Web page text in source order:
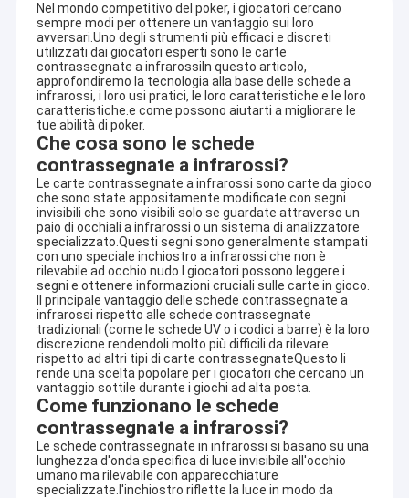
Nel mondo competitivo del poker, i giocatori cercano
sempre modi per ottenere un vantaggio sui loro
avversari.Uno degli strumenti più efficaci e discreti
utilizzati dai giocatori esperti sono le carte
contrassegnate a infrarossiIn questo articolo,
approfondiremo la tecnologia alla base delle schede a
infrarossi, i loro usi pratici, le loro caratteristiche e le loro
caratteristiche.e come possono aiutarti a migliorare le
tue abilità di poker.
Che cosa sono le schede
contrassegnate a infrarossi?
Le carte contrassegnate a infrarossi sono carte da gioco
che sono state appositamente modificate con segni
invisibili che sono visibili solo se guardate attraverso un
paio di occhiali a infrarossi o un sistema di analizzatore
specializzato.Questi segni sono generalmente stampati
con uno speciale inchiostro a infrarossi che non è
rilevabile ad occhio nudo.I giocatori possono leggere i
segni e ottenere informazioni cruciali sulle carte in gioco.
Il principale vantaggio delle schede contrassegnate a
infrarossi rispetto alle schede contrassegnate
tradizionali (come le schede UV o i codici a barre) è la loro
discrezione.rendendoli molto più difficili da rilevare
rispetto ad altri tipi di carte contrassegnateQuesto li
rende una scelta popolare per i giocatori che cercano un
vantaggio sottile durante i giochi ad alta posta.
Come funzionano le schede
contrassegnate a infrarossi?
Le schede contrassegnate in infrarossi si basano su una
lunghezza d'onda specifica di luce invisibile all'occhio
umano ma rilevabile con apparecchiature
specializzate.l'inchiostro riflette la luce in modo da